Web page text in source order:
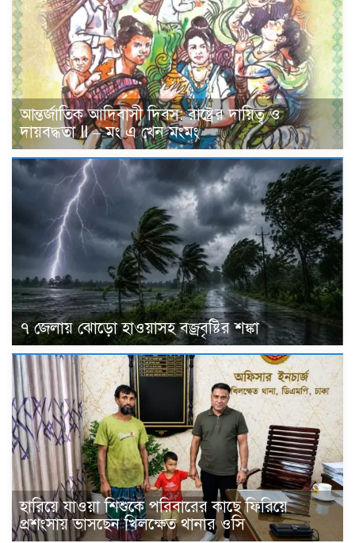
আন্তর্জাতিক আদিবাসী দিবস: রাষ্ট্রের দায়িত্ব ও
দায়বদ্ধতা II – মং এ খেন মংমং
৭ জেলায় ঝোড়ো হাওয়াসহ বজ্রবৃষ্টির শঙ্কা
হারিয়ে যাওয়া শিশুকে পরিবারের কাছে ফিরিয়ে
প্রশংসায় ভাসছেন খিলক্ষেত থানার ওসি